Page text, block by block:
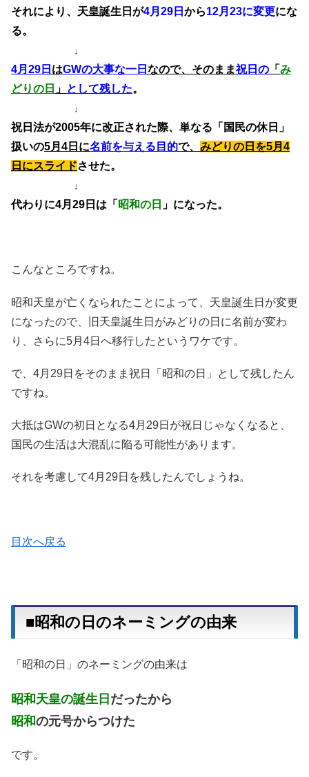
それにより、天皇誕生日が4月29日 から12月23に変更にな
る。
↓
4月29日 はGWの大事な一日 なので、 そのまま祝日の 「 み
どりの日 」 として残した。
↓
祝日法が2005年に改正された際、 単なる「国民の休日」
扱いの5月4日に名前を与える目的で、 みどりの日を5月4
日にスライドさせた。
↓
代わりに4月29日は「 昭和の日 」になった。
こんなところですね。
昭和天皇が亡くなられたことによって、天皇誕生日が変更
になったので、旧天皇誕生日がみどりの日に名前が変わ
り、さらに5月4日へ移行したというワケです。
で、4月29日をそのまま祝日「昭和の日」として残したん
ですね。
大抵はGWの初日となる4月29日が祝日じゃなくなると、
国民の生活は大混乱に陥る可能性があります。
それを考慮して4月29日を残したんでしょうね。
目次へ戻る
■昭和の日のネーミングの由来
「昭和の日」のネーミングの由来は
昭和天皇の誕生日 だったから
昭和の元号からつけた
です。